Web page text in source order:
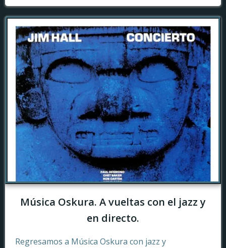
Música Oskura. A vueltas con el jazz y
en directo.
Regresamos a Música Oskura con jazz y